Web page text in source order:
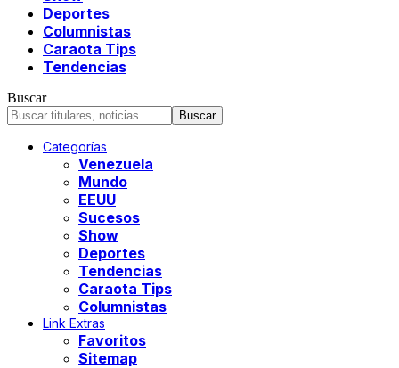
Deportes
Columnistas
Caraota Tips
Tendencias
Buscar
Categorías
Venezuela
Mundo
EEUU
Sucesos
Show
Deportes
Tendencias
Caraota Tips
Columnistas
Link Extras
Favoritos
Sitemap